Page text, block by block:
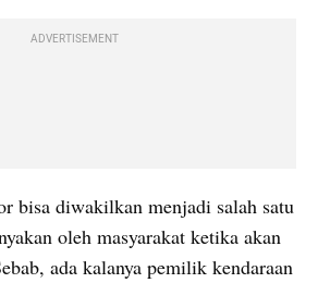
ADVERTISEMENT
bisa diwakilkan menjadi salah satu
oleh masyarakat ketika akan
ada kalanya pemilik kendaraan